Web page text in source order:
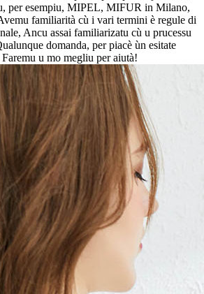
per esempiu, MIPEL, MIFUR in Milano,
familiarità cù i vari termini è regule di
Ancu assai familiarizatu cù u prucessu
domanda, per piacè ùn esitate
u mo megliu per aiutà!